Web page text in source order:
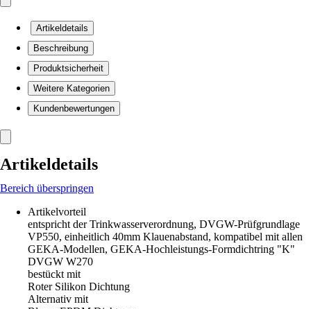
Artikeldetails
Beschreibung
Produktsicherheit
Weitere Kategorien
Kundenbewertungen
Artikeldetails
Bereich überspringen
Artikelvorteil
entspricht der Trinkwasserverordnung, DVGW-Prüfgrundlage
VP550, einheitlich 40mm Klauenabstand, kompatibel mit allen
GEKA-Modellen, GEKA-Hochleistungs-Formdichtring "K"
DVGW W270
bestückt mit
Roter Silikon Dichtung
Alternativ mit